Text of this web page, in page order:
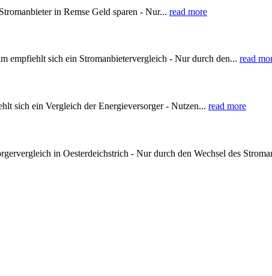
in Remse Geld sparen - Nur... read more
empfiehlt sich ein Stromanbietervergleich - Nur durch den... read
sich ein Vergleich der Energieversorger - Nutzen... read more
in Oesterdeichstrich - Nur durch den Wechsel des